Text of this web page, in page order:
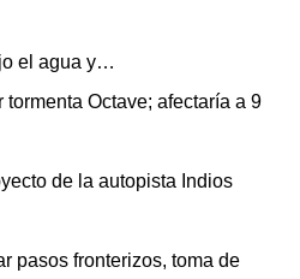
el agua y…
Octave; afectaría a 9
de la autopista Indios
pasos fronterizos, toma de